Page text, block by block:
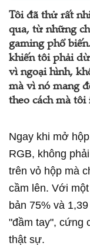
Tôi đã thử rất
qua, từ những
gaming phổ
khiến tôi phải
vì ngoại hình,
mà vì nó mang
theo cách mà
Ngay khi mở
RGB, không
trên vỏ hộp mà
cầm lên. Với
bản 75% và
"đầm tay", cứng
thật sự.